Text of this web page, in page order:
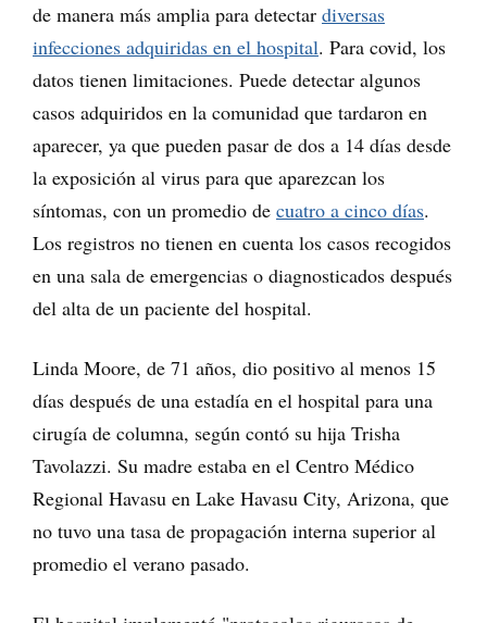
de manera más amplia para detectar diversas
infecciones adquiridas en el hospital. Para covid, los
datos tienen limitaciones. Puede detectar algunos
casos adquiridos en la comunidad que tardaron en
aparecer, ya que pueden pasar de dos a 14 días desde
la exposición al virus para que aparezcan los
síntomas, con un promedio de cuatro a cinco días.
Los registros no tienen en cuenta los casos recogidos
en una sala de emergencias o diagnosticados después
del alta de un paciente del hospital.
Linda Moore, de 71 años, dio positivo al menos 15
días después de una estadía en el hospital para una
cirugía de columna, según contó su hija Trisha
Tavolazzi. Su madre estaba en el Centro Médico
Regional Havasu en Lake Havasu City, Arizona, que
no tuvo una tasa de propagación interna superior al
promedio el verano pasado.